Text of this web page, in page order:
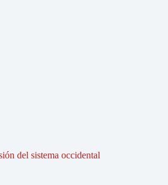
del sistema occidental